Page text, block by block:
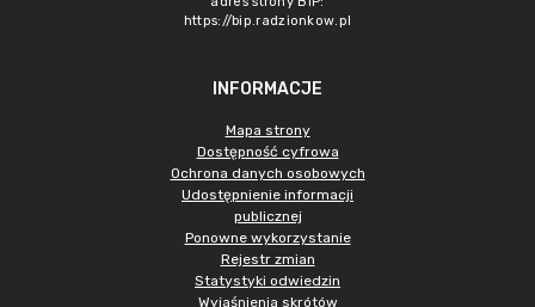
https://bip.radzionkow.pl
INFORMACJE
Mapa strony
Dostępność cyfrowa
Ochrona danych osobowych
Udostępnienie informacji
publicznej
Ponowne wykorzystanie
Rejestr zmian
Statystyki odwiedzin
Wyjaśnienia skrótów